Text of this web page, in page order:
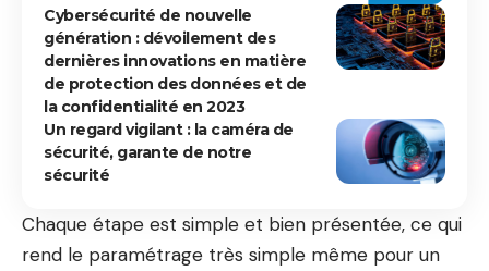
Cybersécurité de nouvelle
génération : dévoilement des
dernières innovations en matière
de protection des données et de
la confidentialité en 2023
Un regard vigilant : la caméra de
sécurité, garante de notre
sécurité
Chaque étape est simple et bien présentée, ce qui
rend le paramétrage très simple même pour un